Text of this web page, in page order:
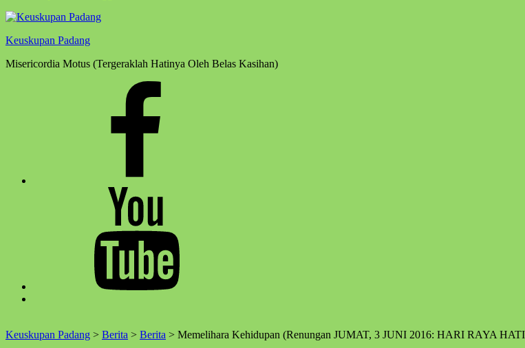
Keuskupan Padang
Misericordia Motus (Tergeraklah Hatinya Oleh Belas Kasihan)
↑
Keuskupan Padang > Berita > Berita > Memelihara Kehidupan (Renungan JUMAT, 3 JUNI 2016: HARI RAYA